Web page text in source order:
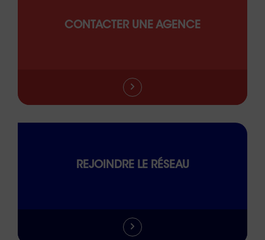
CONTACTER UNE AGENCE
REJOINDRE LE RÉSEAU